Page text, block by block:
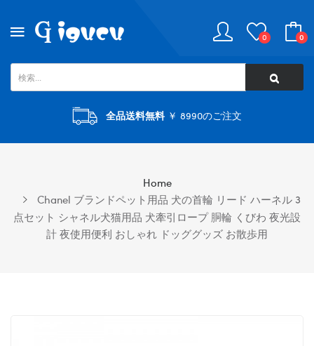
0 0
全品送料無料￥ 8990のご注文
Home
Chanel ブランドペット用品 犬の首輪 リード ハーネル 3
点セット シャネル犬猫用品 犬牽引ロープ 胴輪 くびわ 夜光設
計 夜使用便利 おしゃれ ドッググッズ お散歩用